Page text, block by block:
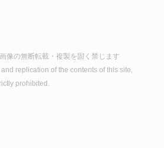
像の無断転載・複製を固く禁じます
replication of the contents of this site,
prohibited.